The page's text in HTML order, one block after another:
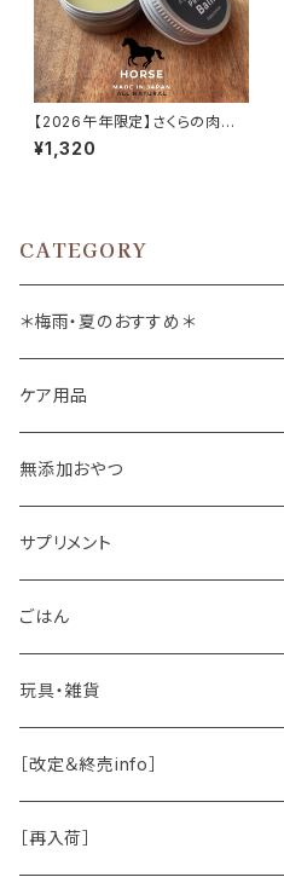
【2026午年限定】さくらの肉球
バァム 10g 馬油 日本ミツバチ
肉球クリーム
¥1,320
CATEGORY
＊梅雨・夏のおすすめ＊
ケア用品
肉球バーム
ドッグソープ
保湿・除菌・虫除け
保湿剤
除菌
おくち・おめめ・おみみ
おくち
おめめ
ブラシと雑貨
無添加おやつ
お肉
お魚
その他（乳製品・果物野菜）
Natural Marche
ちょこっとシリーズ
◾️躾トレーニングに
サプリメント
皮膚被毛
関節・骨
おめめ
おなか
ごはん
手作り補助
ウェット・お惣菜
ドライ
玩具・雑貨
ノーズワーク・玩具
お散歩用品
［改定＆終売info］
［再入荷］